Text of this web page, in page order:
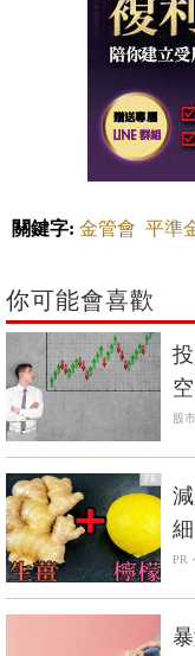
關鍵字: 金管會 平準
你可能會喜歡
股市
PR
PR